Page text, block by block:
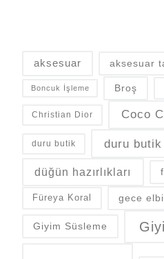
aksesuar aksesuar
Boncuk İşleme Broş
Christian Dior Coco
duru butik duru
düğün hazırlıkları
Füreya Koral gece
Giyim Süsleme